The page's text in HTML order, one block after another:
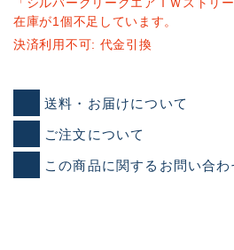
「シルバークリークエアＴＷストリ
在庫が1個不足しています。
決済利用不可: 代金引換
送料・お届けについて
ご注文について
この商品に関するお問い合わ